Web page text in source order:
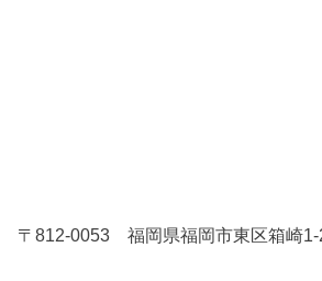
〒812-0053 福岡県福岡市東区箱崎1-